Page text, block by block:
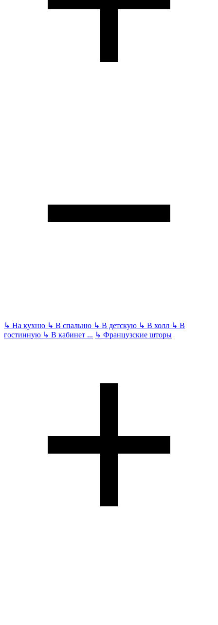
↳ На кухню ↳ В спальню ↳ В детскую ↳ В холл ↳ В
гостинную ↳ В кабинет ... ↳ Французские шторы